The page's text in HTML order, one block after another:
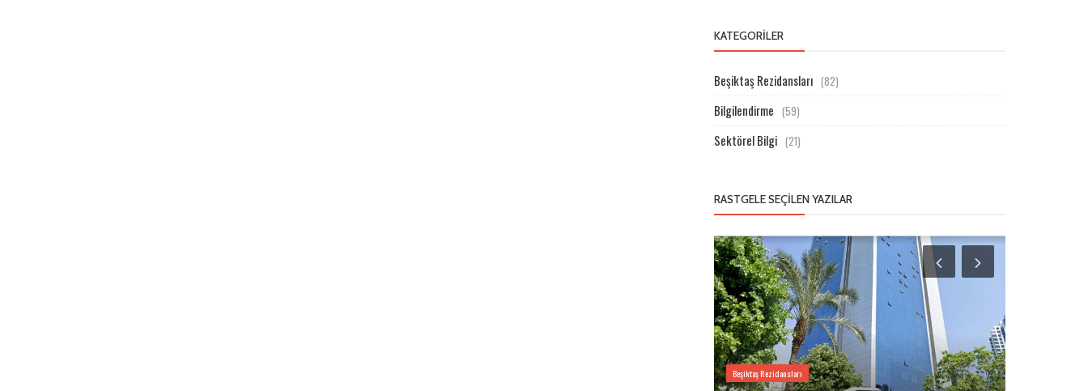
KATEGORILER
Beşiktaş Rezidansları (82)
Bilgilendirme (59)
Sektörel Bilgi (21)
RASTGELE SEÇILEN YAZILAR
Beşiktaş Rezidansları